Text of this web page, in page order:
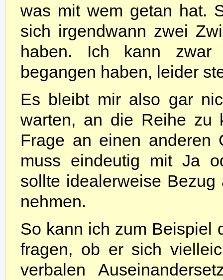
was mit wem getan hat.
sich irgendwann zwei
haben. Ich kann zwar
begangen haben, leider
Es bleibt mir also gar
warten, an die Reihe zu
Frage an einen anderen
muss eindeutig mit Ja
sollte idealerweise
nehmen.
So kann ich zum Beispiel
fragen, ob er sich
verbalen